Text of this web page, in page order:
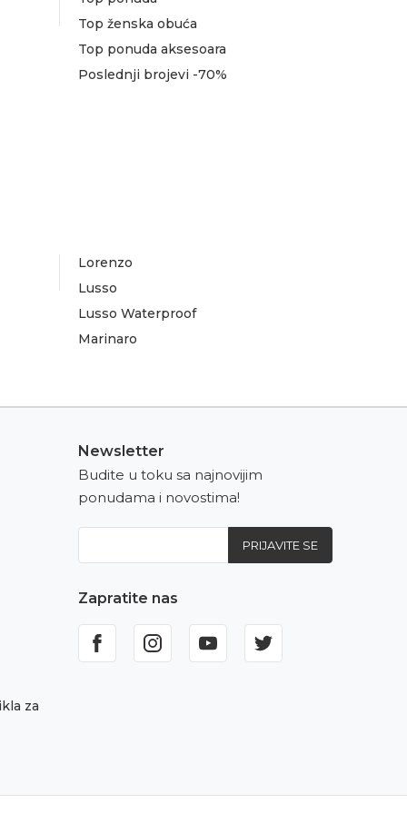
Top ženska obuća
Top ponuda aksesoara
Poslednji brojevi -70%
Lorenzo
Lusso
Lusso Waterproof
Marinaro
za
Newsletter
Budite u toku sa najnovijim
ponudama i novostima!
PRIJAVITE SE
Zapratite nas